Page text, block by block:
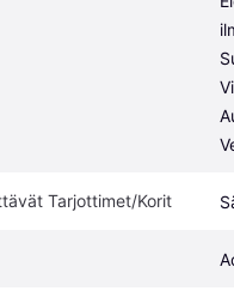
Tarjottimet/Korit